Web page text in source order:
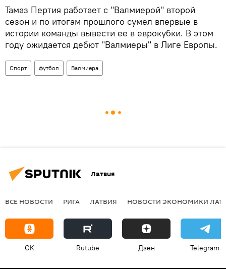
Тамаз Пертия работает с "Валмиерой" второй
сезон и по итогам прошлого сумел впервые в
истории команды вывести ее в еврокубки. В этом
году ожидается дебют "Валмиеры" в Лиге Европы.
Спорт футбол Валмиера
Латвия
ВСЕ НОВОСТИ РИГА ЛАТВИЯ НОВОСТИ ЭКОНОМИКИ
OK Rutube Дзен Telegram